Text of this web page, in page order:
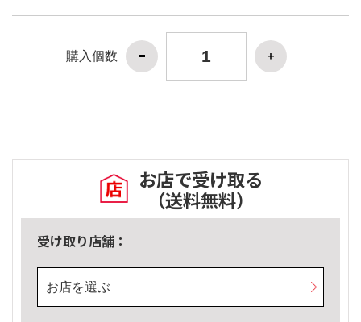
購入個数
お店で受け取る
（送料無料）
受け取り店舗：
お店を選ぶ